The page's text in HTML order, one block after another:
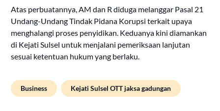
Atas perbuatannya, AM dan R diduga melanggar Pasal 21
Undang-Undang Tindak Pidana Korupsi terkait upaya
menghalangi proses penyidikan. Keduanya kini diamankan
di Kejati Sulsel untuk menjalani pemeriksaan lanjutan
sesuai ketentuan hukum yang berlaku.
Business Kejati Sulsel OTT jaksa gadungan